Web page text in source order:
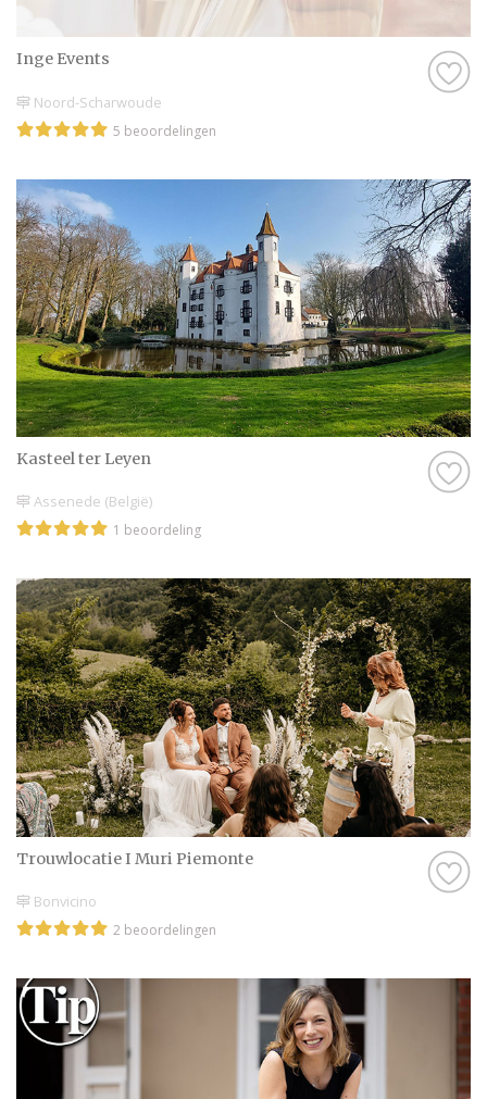
met behulp van alle informatie op
Trouwen.nl! Wij wensen jullie alvast een
Inge Events
Noord-Scharwoude
5 beoordelingen
Kasteel ter Leyen
Assenede (België)
1 beoordeling
Trouwlocatie I Muri Piemonte
Bonvicino
2 beoordelingen